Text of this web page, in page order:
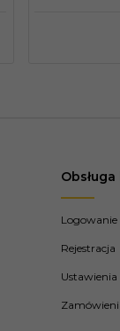
Logowanie
Rejestracja
Ustawienia